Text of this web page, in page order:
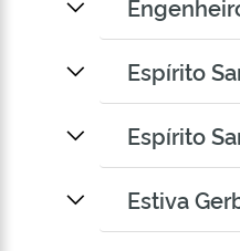
Espírito
Espírito
Estiva